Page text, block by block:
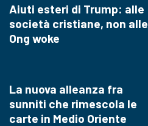
Aiuti esteri di Trump: alle
società cristiane, non alle
Ong woke
La nuova alleanza fra
sunniti che rimescola le
carte in Medio Oriente